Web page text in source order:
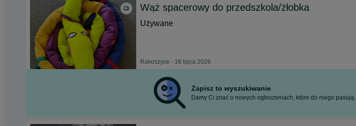
Wąż spacerowy do przedszkola/żłobka
Używane
Rakoszyce - 16 lipca 2026
Zapisz to wyszukiwanie
Damy Ci znać o nowych ogłoszeniach, które do niego pasują.